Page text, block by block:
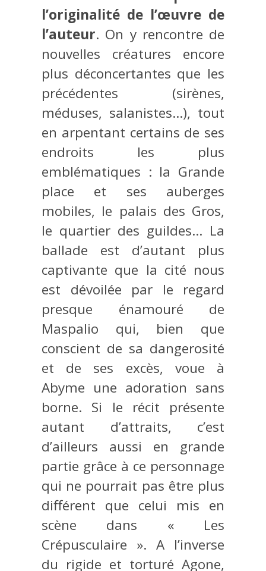
l’originalité de l’œuvre de
l’auteur. On y rencontre de
nouvelles créatures encore
plus déconcertantes que les
précédentes (sirènes,
méduses, salanistes…), tout
en arpentant certains de ses
endroits les plus
emblématiques : la Grande
place et ses auberges
mobiles, le palais des Gros,
le quartier des guildes… La
ballade est d’autant plus
captivante que la cité nous
est dévoilée par le regard
presque énamouré de
Maspalio qui, bien que
conscient de sa dangerosité
et de ses excès, voue à
Abyme une adoration sans
borne. Si le récit présente
autant d’attraits, c’est
d’ailleurs aussi en grande
partie grâce à ce personnage
qui ne pourrait pas être plus
différent que celui mis en
scène dans « Les
Crépusculaire ». A l’inverse
du rigide et torturé Agone,